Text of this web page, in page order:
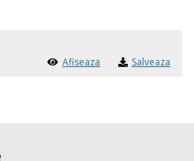
Afiseaza Salveaza